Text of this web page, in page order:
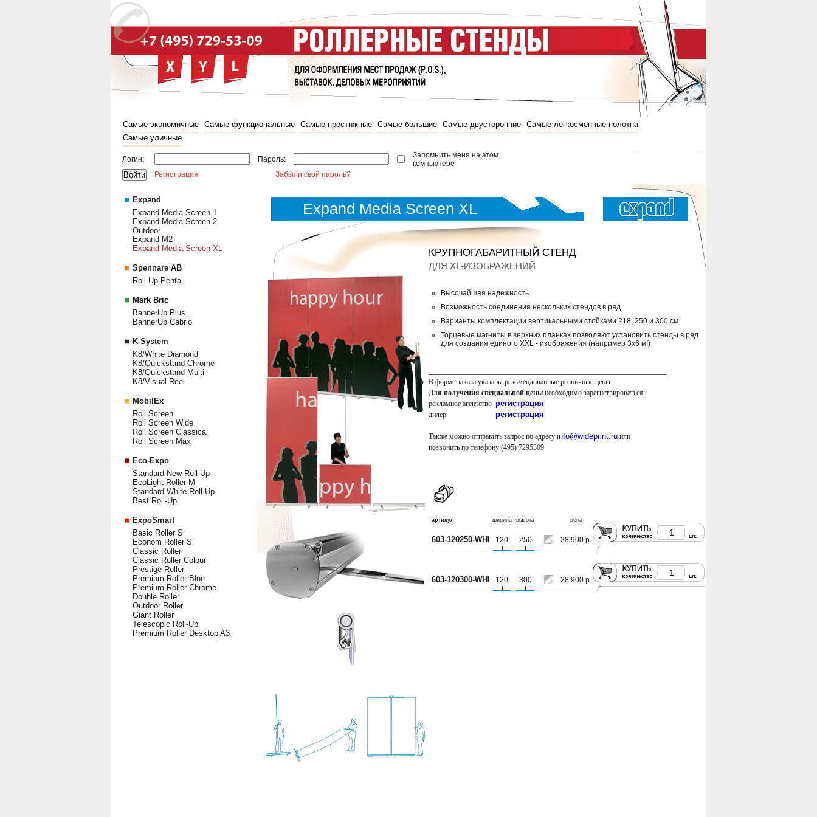
Самые экономичные Самые функциональные Самые престижные Самые большие Самые двусторонние Самые легкосменные полотна
Самые уличные
Логин: Пароль:
Запомнить меня на этом
компьютере
Регистрация
Забыли свой пароль?
Expand
Expand Media Screen 1
Expand Media Screen 2
Outdoor
Expand M2
Expand Media Screen XL
Spennare AB
Roll Up Penta
Mark Bric
BannerUp Plus
BannerUp Cabrio
K-System
K8/White Diamond
K8/Quickstand Chrome
K8/Quickstand Multi
K8/Visual Reel
MobilEx
Roll Screen
Roll Screen Wide
Roll Screen Classical
Roll Screen Max
Eco-Expo
Standard New Roll-Up
EcoLight Roller M
Standard White Roll-Up
Best Roll-Up
ExpoSmart
Basic Roller S
Econom Roller S
Classic Roller
Classic Roller Colour
Prestige Roller
Premium Roller Blue
Premium Roller Chrome
Double Roller
Outdoor Roller
Giant Roller
Telescopic Roll-Up
Premium Roller Desktop A3
Expand Media Screen XL
КРУПНОГАБАРИТНЫЙ СТЕНД
ДЛЯ XL-ИЗОБРАЖЕНИЙ
Высочайшая надежность
Возможность соединения нескольких стендов в ряд
Варианты комплектации вертикальными стойками 218, 250 и 300 см
Торцевые магниты в верхних планках позволяют установить стенды в ряд
для создания единого XXL - изображения (например 3х6 м!)
В форме заказа указаны рекомендованные розничные цены.
Для получения специальной цены необходимо зарегистрироваться:
рекламное агентство регистрация
дилер регистрация
Также можно отправить запрос по адресу info@wideprint.ru или
позвонить по телефону (495) 7295309
артикул ширина высота цена
603‑120250‑WHI 120 250 28 900 р.
603‑120300‑WHI 120 300 28 900 р.